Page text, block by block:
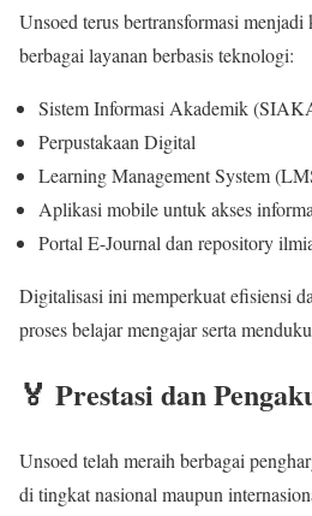
Unsoed terus bertransformasi
berbagai layanan berbasis teknologi:
Sistem Informasi Akademik
Perpustakaan Digital
Learning Management System
Aplikasi mobile untuk akses
Portal E-Journal dan repository
Digitalisasi ini memperkuat efisiensi
proses belajar mengajar serta
🏅 Prestasi dan
Unsoed telah meraih berbagai
di tingkat nasional maupun